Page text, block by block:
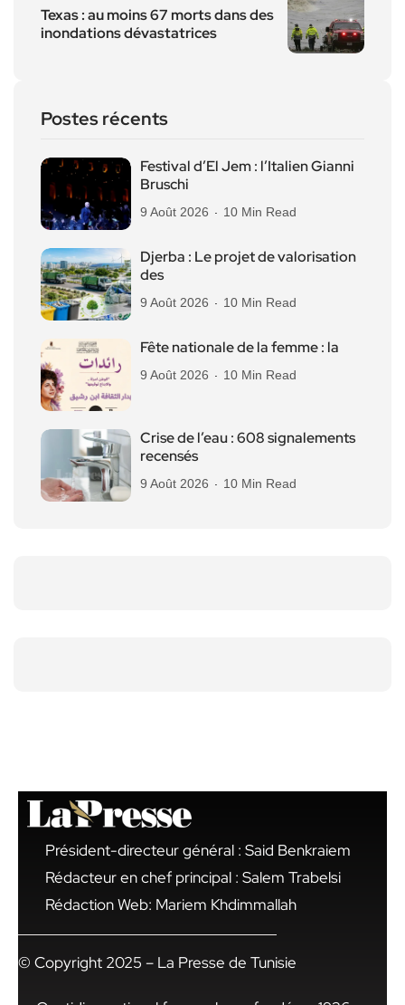
Texas : au moins 67 morts dans des
inondations dévastatrices
Postes récents
Festival d’El Jem : l’Italien Gianni
Bruschi
9 Août 2026 10 Min Read
Djerba : Le projet de valorisation
des
9 Août 2026 10 Min Read
Fête nationale de la femme : la
9 Août 2026 10 Min Read
Crise de l’eau : 608 signalements
recensés
9 Août 2026 10 Min Read
Président-directeur général : Said Benkraiem
Rédacteur en chef principal : Salem Trabelsi
Rédaction Web: Mariem Khdimmallah
© Copyright 2025 – La Presse de Tunisie